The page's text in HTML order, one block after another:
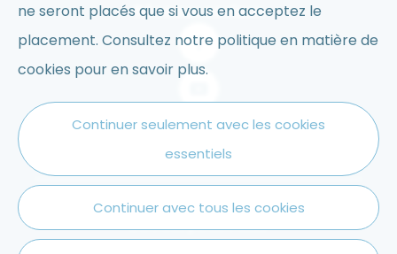
ne seront placés que si vous en acceptez le
placement. Consultez notre politique en matière de
cookies pour en savoir plus.
Continuer seulement avec les cookies
essentiels
Continuer avec tous les cookies
Réseaux sociaux
Conditions d'utilisation
Données personnelles